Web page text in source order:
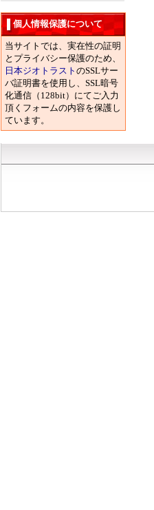
個人情報保護について
当サイトでは、実在性の証明
とプライバシー保護のため、
日本ジオトラスト のSSLサー
バ証明書を使用し、SSL暗号
化通信（128bit）にてご入力
頂くフォームの内容を保護し
ています。